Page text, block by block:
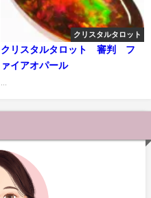
クリスタルタロット
クリスタルタロット 審判 フ
ァイアオパール